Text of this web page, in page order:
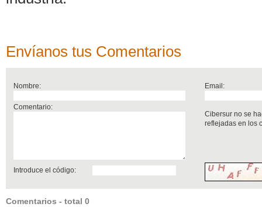
Envíanos tus Comentarios
Nombre: Email:
Comentario:
Cibersur no se
reflejadas en los
Introduce el código:
Comentarios - total 0